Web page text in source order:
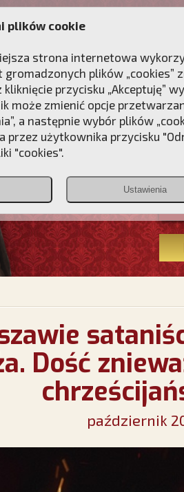
DLA DUSZY
Dość
październik
plików cookie
strona internetowa
plików „cookies”
przycisku „Akceptuję”
może zmienić opcje
a następnie wybór plików
przez użytkownika przycisku
"cookies".
Ustawienia